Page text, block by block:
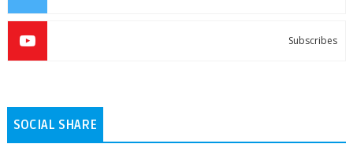
Subscribes
SOCIAL SHARE